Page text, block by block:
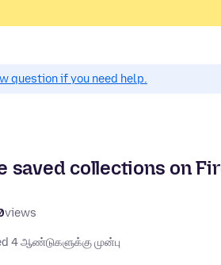
question if you need help.
saved collections on
views
4 ஆண்டுகளுக்கு முன்பு